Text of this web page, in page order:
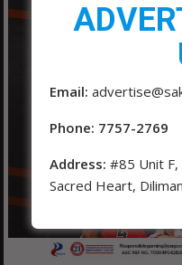
Email:
Phone: 7757-2769
Address: #85 Unit F,
Sacred Heart,